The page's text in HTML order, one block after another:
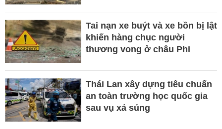
Tai nạn xe buýt và xe bồn bị lật
khiến hàng chục người
thương vong ở châu Phi
Thái Lan xây dựng tiêu chuẩn
an toàn trường học quốc gia
sau vụ xả súng